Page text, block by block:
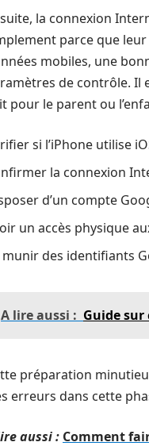
la connexion
parce que leur
mobiles, une
de contrôle. Il
pour le parent ou
si l’iPhone utilise
la connexion
d’un compte
un accès physique
munir des identifiants
A lire aussi : Guide
préparation
erreurs dans cette
aussi : Comment